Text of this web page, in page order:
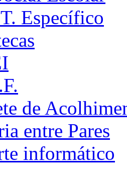
Específico
de
entre Pares
informático